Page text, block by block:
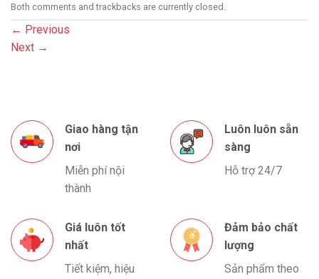
Both comments and trackbacks are currently closed.
← Previous
Next →
Giao hàng tận
nơi
Miễn phí nội
thành
Luôn luôn sẵn
sàng
Hỗ trợ 24/7
Giá luôn tốt
nhất
Tiết kiệm, hiệu
Đảm bảo chất
lượng
Sản phẩm theo